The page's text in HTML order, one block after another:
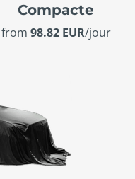
Compacte
from 98.82 EUR/jour